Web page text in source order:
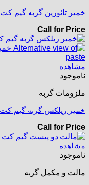
خمیر تائورین گربه گیم کت gimcat taurine paste
Call for Price
مشاهده
ناموجود
ملزومات گربه
خمیر ریلکس گربه گیم کت gimcat relax paste
Call for Price
مشاهده
ناموجود
مالت و مکمل گربه